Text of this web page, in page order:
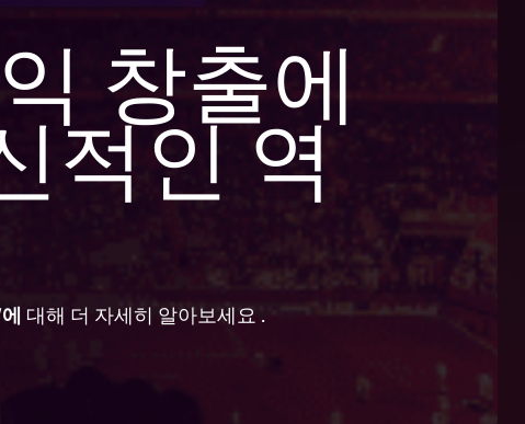
창출에
적인 역
대해 더 자세히 알아보세요 .